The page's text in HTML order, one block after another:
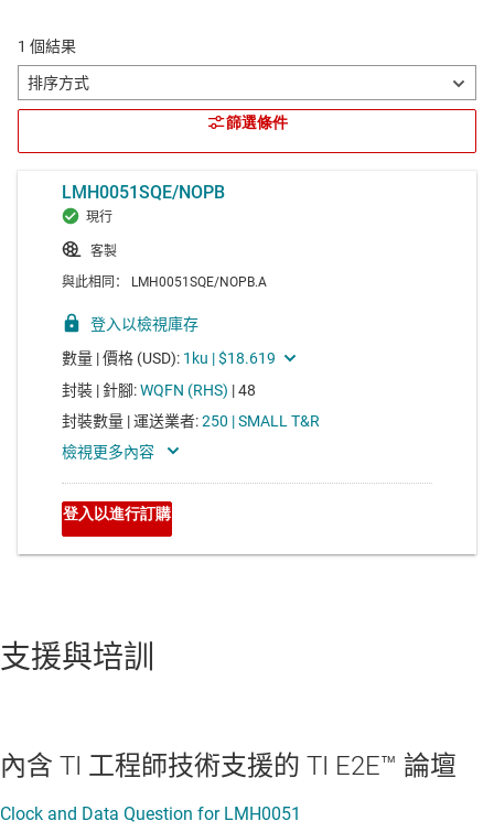
支援與培訓
內含 TI 工程師技術支援的 TI E2E™ 論壇